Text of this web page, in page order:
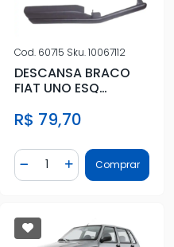
Cod. 60715 Sku.10067112
DESCANSA BRACO
FIAT UNO ESQ
ELETRICO
R$ 79,70
Diminuir Quantidade
Quantidade
AdicionarComprar